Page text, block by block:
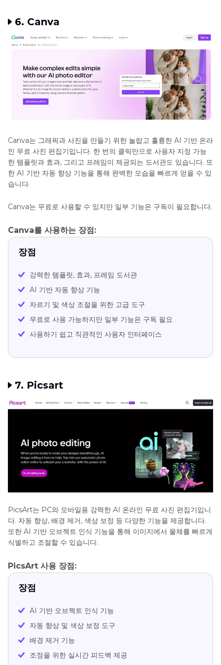
6. Canva
Canva는 그래픽과 사진을 만들기 위한 놀랍고 훌륭한 AI 기반 온라
인 무료 사진 편집기입니다. 한 번의 클릭만으로 사용자 지정 가능
한 템플릿과 효과, 그리고 프레임이 제공되는 도서관도 있습니다. 또
한 AI 기반 자동 향상 기능을 통해 완벽한 모습을 빠르게 얻을 수 있
습니다.
Canva는 무료로 사용할 수 있지만 일부 기능은 구독이 필요합니다.
Canva를 사용하는 장점:
장점
강력한 템플릿, 효과, 프레임 도서관
AI 기반 자동 향상 기능
자르기 및 색상 조절을 위한 고급 도구
무료로 사용 가능하지만 일부 기능은 구독 필요
사용하기 쉽고 직관적인 사용자 인터페이스
7. Picsart
PicsArt는 PC와 모바일용 강력한 AI 온라인 무료 사진 편집기입니
다. 자동 향상, 배경 제거, 색상 보정 등 다양한 기능을 제공합니다.
또한 AI 기반 오브젝트 인식 기능을 통해 이미지에서 물체를 빠르게
식별하고 조절할 수 있습니다.
PicsArt 사용 장점:
장점
AI 기반 오브젝트 인식 기능
자동 향상 및 색상 보정 도구
배경 제거 기능
조정을 위한 실시간 피드백 제공